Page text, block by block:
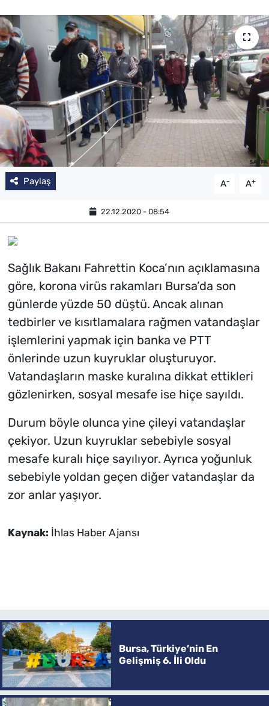
Paylaş A- A+
22.12.2020 - 08:54
Sağlık Bakanı Fahrettin Koca’nın açıklamasına
göre, korona virüs rakamları Bursa’da son
günlerde yüzde 50 düştü. Ancak alınan
tedbirler ve kısıtlamalara rağmen vatandaşlar
işlemlerini yapmak için banka ve PTT
önlerinde uzun kuyruklar oluşturuyor.
Vatandaşların maske kuralına dikkat ettikleri
gözlenirken, sosyal mesafe ise hiçe sayıldı.
Durum böyle olunca yine çileyi vatandaşlar
çekiyor. Uzun kuyruklar sebebiyle sosyal
mesafe kuralı hiçe sayılıyor. Ayrıca yoğunluk
sebebiyle yoldan geçen diğer vatandaşlar da
zor anlar yaşıyor.
Kaynak: İhlas Haber Ajansı
Bursa, Türkiye’nin En
Gelişmiş 6. İli Oldu